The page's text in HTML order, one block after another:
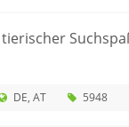
DE AT 5948